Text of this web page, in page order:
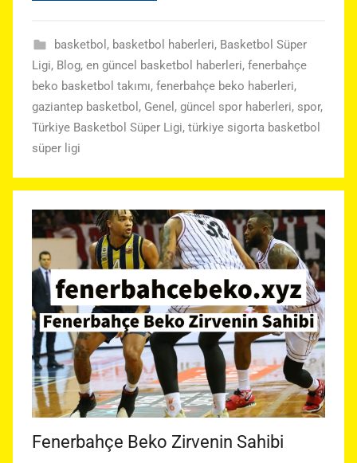
basketbol , basketbol haberleri, Basketbol Süper
Ligi, Blog, en güncel basketbol haberleri, fenerbahçe
beko basketbol takımı, fenerbahçe beko haberleri,
gaziantep basketbol , Genel , güncel spor haberleri, spor,
Türkiye Basketbol Süper Ligi, türkiye sigorta basketbol
süper ligi
Fenerbahçe Beko Zirvenin Sahibi